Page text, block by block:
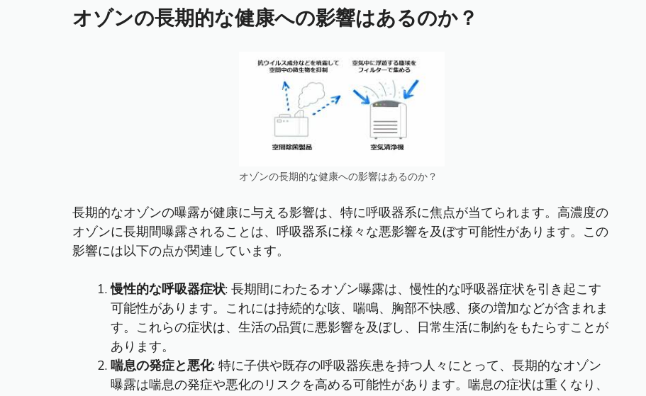
オゾンの長期的な健康への影響はあるのか？
オゾンの長期的な健康への影響はあるのか？
長期的なオゾンの曝露が健康に与える影響は、特に呼吸器系に焦点が当てられます。高濃度の
オゾンに長期間曝露されることは、呼吸器系に様々な悪影響を及ぼす可能性があります。この
影響には以下の点が関連しています。
慢性的な呼吸器症状: 長期間にわたるオゾン曝露は、慢性的な呼吸器症状を引き起こす
可能性があります。これには持続的な咳、喘鳴、胸部不快感、痰の増加などが含まれま
す。これらの症状は、生活の品質に悪影響を及ぼし、日常生活に制約をもたらすことが
あります。
喘息の発症と悪化: 特に子供や既存の呼吸器疾患を持つ人々にとって、長期的なオゾン
曝露は喘息の発症や悪化のリスクを高める可能性があります。喘息の症状は重くなり、